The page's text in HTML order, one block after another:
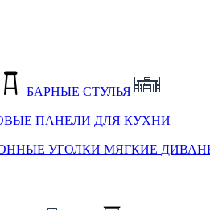
БАРНЫЕ СТУЛЬЯ
ПАНЕЛИ ДЛЯ КУХНИ
УГОЛКИ МЯГКИЕ